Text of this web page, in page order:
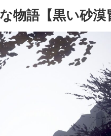
語【黒い砂漠